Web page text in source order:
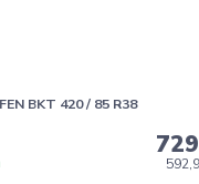
BKT 420 / 85 R38